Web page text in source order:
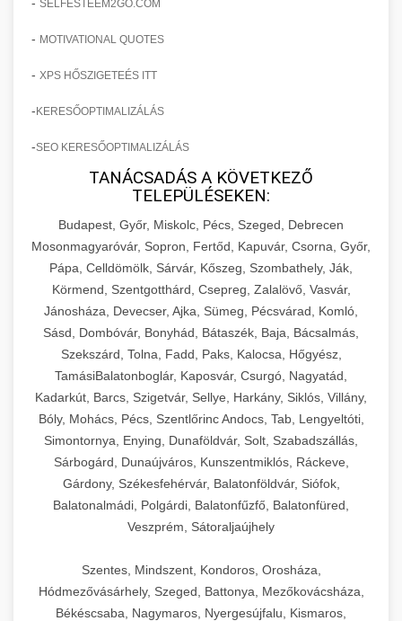
SELFESTEEM2GO.COM
- MOTIVATIONAL QUOTES
- XPS HŐSZIGETEÉS ITT
- KERESŐOPTIMALIZÁLÁS
-SEO KERESŐOPTIMALIZÁLÁS
TANÁCSADÁS A KÖVETKEZŐ
TELEPÜLÉSEKEN:
Budapest, Győr, Miskolc, Pécs, Szeged, Debrecen
Mosonmagyaróvár, Sopron, Fertőd, Kapuvár, Csorna, Győr,
Pápa, Celldömölk, Sárvár, Kőszeg, Szombathely, Ják,
Körmend, Szentgotthárd, Csepreg, Zalalövő, Vasvár,
Jánosháza, Devecser, Ajka, Sümeg, Pécsvárad, Komló,
Sásd, Dombóvár, Bonyhád, Bátaszék, Baja, Bácsalmás,
Szekszárd, Tolna, Fadd, Paks, Kalocsa, Hőgyész,
TamásiBalatonboglár, Kaposvár, Csurgó, Nagyatád,
Kadarkút, Barcs, Szigetvár, Sellye, Harkány, Siklós, Villány,
Bóly, Mohács, Pécs, Szentlőrinc Andocs, Tab, Lengyeltóti,
Simontornya, Enying, Dunaföldvár, Solt, Szabadszállás,
Sárbogárd, Dunaújváros, Kunszentmiklós, Ráckeve,
Gárdony, Székesfehérvár, Balatonföldvár, Siófok,
Balatonalmádi, Polgárdi, Balatonfűzfő, Balatonfüred,
Veszprém, Sátoraljaújhely
Szentes, Mindszent, Kondoros, Orosháza,
Hódmezővásárhely, Szeged, Battonya, Mezőkovácsháza,
Békéscsaba, Nagymaros, Nyergesújfalu, Kismaros,